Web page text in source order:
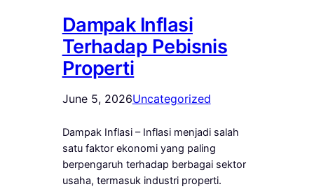
Dampak Inflasi
Terhadap Pebisnis
Properti
June 5, 2026Uncategorized
Dampak Inflasi – Inflasi menjadi salah
satu faktor ekonomi yang paling
berpengaruh terhadap berbagai sektor
usaha, termasuk industri properti.